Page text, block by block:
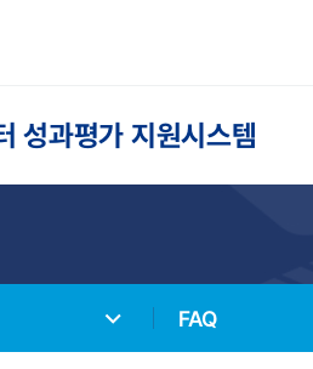
성과평가 지원시스템
FAQ